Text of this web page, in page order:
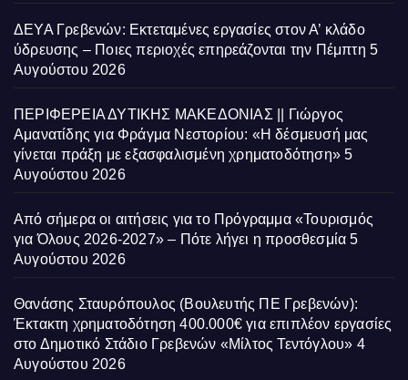
ΔΕΥΑ Γρεβενών: Εκτεταμένες εργασίες στον Α’ κλάδο
ύδρευσης – Ποιες περιοχές επηρεάζονται την Πέμπτη 5
Αυγούστου 2026
ΠΕΡΙΦΕΡΕΙΑ ΔΥΤΙΚΗΣ ΜΑΚΕΔΟΝΙΑΣ || Γιώργος
Αμανατίδης για Φράγμα Νεστορίου: «Η δέσμευσή μας
γίνεται πράξη με εξασφαλισμένη χρηματοδότηση» 5
Αυγούστου 2026
Από σήμερα οι αιτήσεις για το Πρόγραμμα «Τουρισμός
για Όλους 2026-2027» – Πότε λήγει η προσθεσμία 5
Αυγούστου 2026
Θανάσης Σταυρόπουλος (Βουλευτής ΠΕ Γρεβενών):
Έκτακτη χρηματοδότηση 400.000€ για επιπλέον εργασίες
στο Δημοτικό Στάδιο Γρεβενών «Μίλτος Τεντόγλου» 4
Αυγούστου 2026